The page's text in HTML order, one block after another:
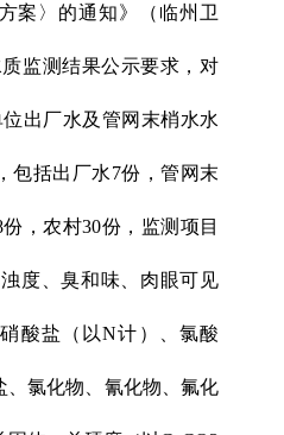
案〉的通知》（临州卫
质监测结果公示要求，对
出厂水及管网末梢水水
包括出厂水7份，管网末
，农村30份，监测项目
度、臭和味、肉眼可见
酸盐（以N计）、氯酸
、氯化物、氰化物、氟化